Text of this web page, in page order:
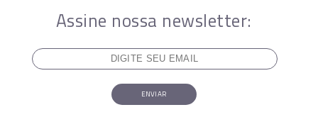
Assine nossa newsletter:
ENVIAR